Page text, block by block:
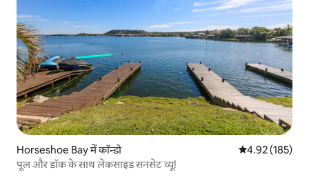
Horseshoe Bay में कॉन्डो औसत रेटिंग 5 में से
4.92 (185)
पूल और डॉक के साथ लेकसाइड सनसेट व्यू!